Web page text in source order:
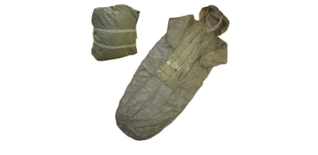
hvězdiček.